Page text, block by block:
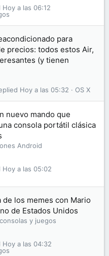
Hoy a las 06:12
para
precios: todos estos Air,
(y tienen
OS X
Hoy a las 05:32
nuevo mando que
consola portátil clásica
Android
Hoy a las 05:02
de los memes con Mario
de Estados Unidos
y juegos
Hoy a las 04:32